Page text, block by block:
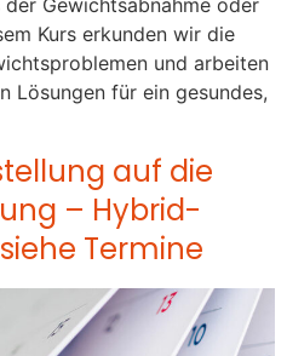
Kurs erkunden wir die
und arbeiten
Lösungen für ein gesundes,
auf die
– Hybrid-
Termine